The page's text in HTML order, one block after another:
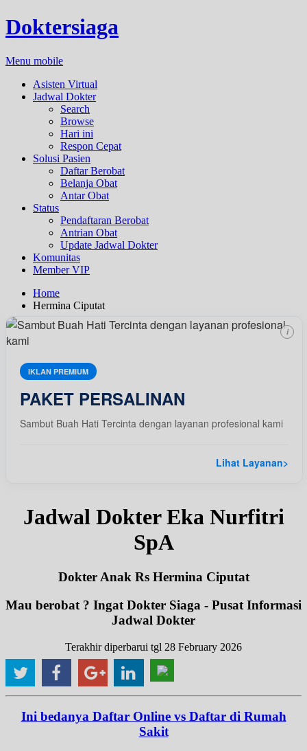
Doktersiaga
Menu mobile
Asisten Virtual
Jadwal Dokter
Search
Browse
Hari ini
Respon Cepat
Solusi Pasien
Daftar Berobat
Belanja Obat
Antar Obat
Status
Pendaftaran Berobat
Antrian Obat
Update Jadwal Dokter
Komunitas
Member VIP
Home
Hermina Ciputat
IKLAN PREMIUM
PAKET PERSALINAN
Sambut Buah Hati Tercinta dengan layanan profesional kami
Lihat Layanan>
i
Jadwal Dokter Eka Nurfitri
SpA
Dokter Anak Rs Hermina Ciputat
Mau berobat ? Ingat Dokter Siaga - Pusat Informasi
Jadwal Dokter
Terakhir diperbarui tgl 28 February 2026
Ini bedanya Daftar Online vs Daftar di Rumah
Sakit